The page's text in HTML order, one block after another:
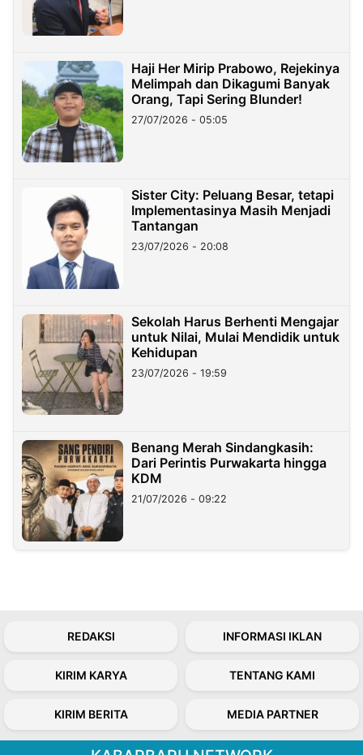
Haji Her Mirip Prabowo, Rejekinya
Melimpah dan Dikagumi Banyak
Orang, Tapi Sering Blunder!
27/07/2026 - 05:05
Sister City: Peluang Besar, tetapi
Implementasinya Masih Menjadi
Tantangan
23/07/2026 - 20:08
Sekolah Harus Berhenti Mengajar
untuk Nilai, Mulai Mendidik untuk
Kehidupan
23/07/2026 - 19:59
Benang Merah Sindangkasih:
Dari Perintis Purwakarta hingga
KDM
21/07/2026 - 09:22
REDAKSI INFORMASI IKLAN
KIRIM KARYA TENTANG KAMI
KIRIM BERITA MEDIA PARTNER